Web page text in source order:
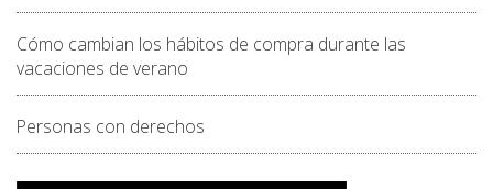
Cómo cambian los hábitos de compra durante las
vacaciones de verano
Personas con derechos